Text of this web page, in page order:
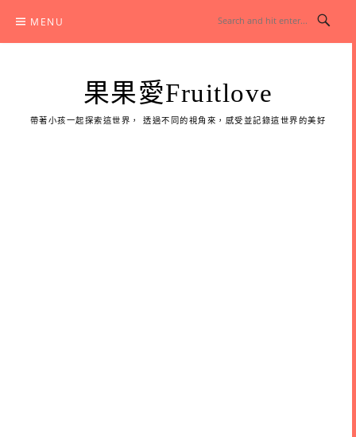
content
MENU
果果愛Fruitlove
帶著小孩一起探索這世界， 透過不同的視角來，感受並記錄這世界的美好